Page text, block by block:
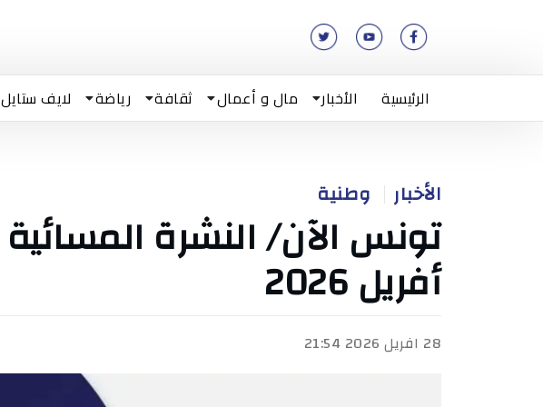
الرئيسية الأخبار مال و أعمال ثقافة رياضة لايف ستايل
الأخبار وطنية
أفريل 2026
28 افريل 2026 21:54